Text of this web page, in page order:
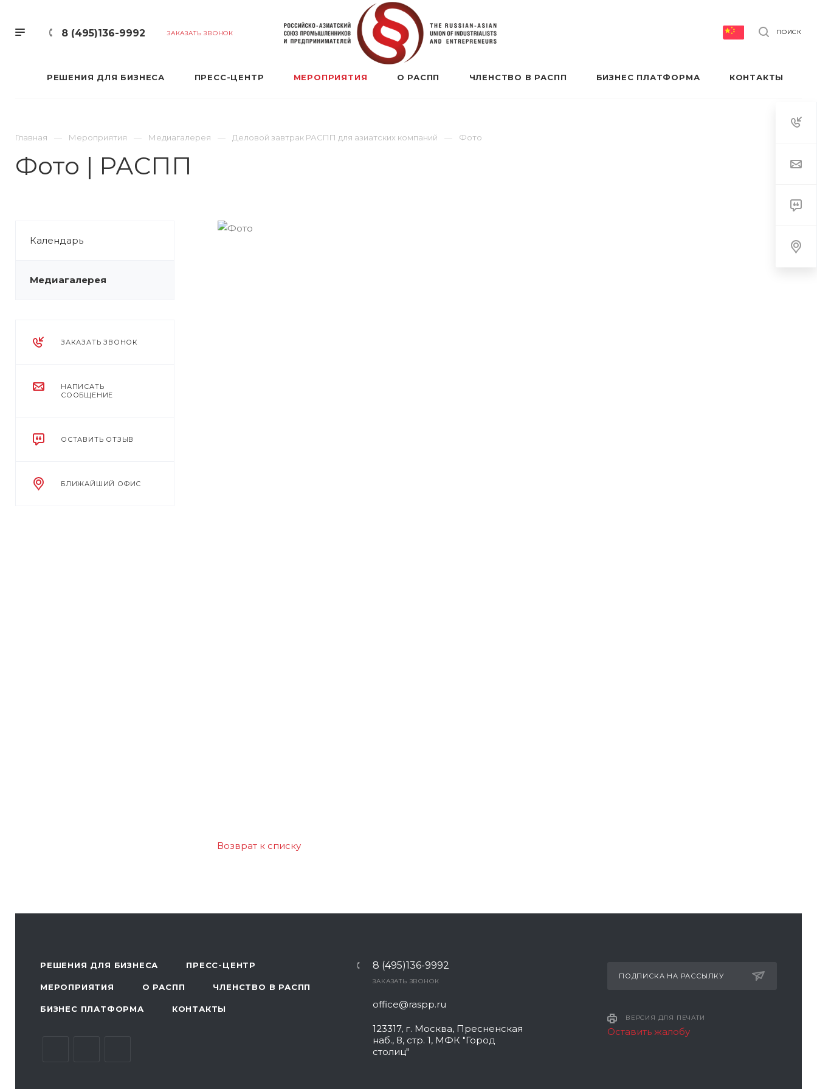
8 (495)136-9992 ЗАКАЗАТЬ ЗВОНОК ПОИСК
РЕШЕНИЯ ДЛЯ БИЗНЕСА ПРЕСС-ЦЕНТР МЕРОПРИЯТИЯ О РАСПП ЧЛЕНСТВО В РАСПП БИЗНЕС ПЛАТФОРМА КОНТАКТЫ
Главная Мероприятия Медиагалерея Деловой завтрак РАСПП для азиатских компаний Фото
Фото | РАСПП
Календарь
Медиагалерея
ЗАКАЗАТЬ ЗВОНОК
НАПИСАТЬ
СООБЩЕНИЕ
ОСТАВИТЬ ОТЗЫВ
БЛИЖАЙШИЙ ОФИС
Возврат к списку
РЕШЕНИЯ ДЛЯ БИЗНЕСА ПРЕСС-ЦЕНТР
МЕРОПРИЯТИЯ О РАСПП ЧЛЕНСТВО В РАСПП
БИЗНЕС ПЛАТФОРМА КОНТАКТЫ
8 (495)136-9992
ЗАКАЗАТЬ ЗВОНОК
office@raspp.ru
123317, г. Москва, Пресненская
наб., 8, стр. 1, МФК "Город
столиц"
ПОДПИСКА НА РАССЫЛКУ
ВЕРСИЯ ДЛЯ ПЕЧАТИ
Оставить жалобу